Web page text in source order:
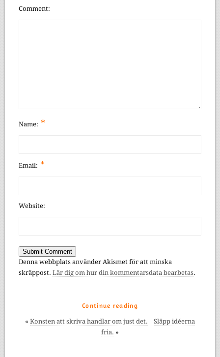
Comment
Name: *
Email: *
Website:
Denna webbplats använder Akismet för att minska
skräppost. Lär dig om hur din kommentarsdata bearbetas.
Continue reading
« Konsten att skriva handlar om just det.
Släpp idéerna
fria. »